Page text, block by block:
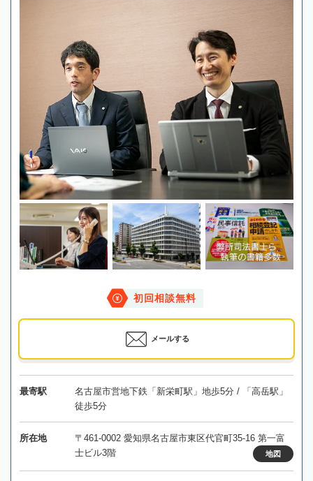
初回相談無料
メールする
最寄駅
名古屋市営地下鉄「新栄町駅」地歩5分 / 「高岳駅」
徒歩5分
所在地
〒461-0002 愛知県名古屋市東区代官町35-16 第一富
士ビル3階
地図